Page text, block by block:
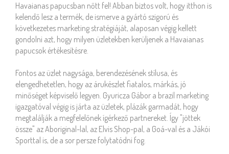
Havaianas papucsban nőtt fel! Abban biztos volt, hogy itthon is
kelendő lesz a termék, de ismerve a gyártó szigorú és
következetes marketing stratégiáját, alaposan végig kellett
gondolni azt, hogy milyen üzletekben kerüljenek a Havaianas
papucsok értékesítésre.
Fontos az üzlet nagysága, berendezésének stílusa, és
elengedhetetlen, hogy az árukészlet fiatalos, márkás, jó
minőséget képviselő legyen. Gyuricza Gábor a brazil marketing
igazgatóval végig is járta az üzletek, plázák garmadát, hogy
megtalálják a megfelelőnek ígérkező partnereket. Így "jöttek
össze" az Aboriginal-lal, az Elvis Shop-pal, a Goá-val és a Jákói
Sporttal is, de a sor persze folytatódni fog.